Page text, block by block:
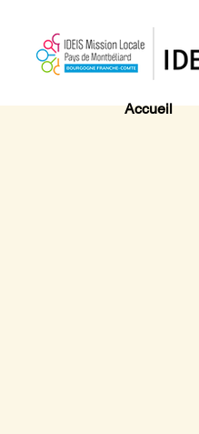
Accueil